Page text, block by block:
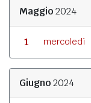
Maggio2024
1 mercoledì
Giugno2024